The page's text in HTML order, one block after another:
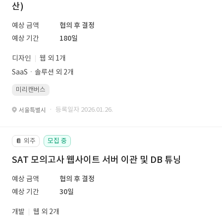
산)
예상 금액
협의 후 결정
예상 기간
180일
디자인
웹 외 1개
SaaSㆍ솔루션 외 2개
미리캔버스
서울특별시 · 등록일자 2026.01.26.
📔 외주 모집 중
SAT 모의고사 웹사이트 서버 이관 및 DB 튜닝
예상 금액
협의 후 결정
예상 기간
30일
개발
웹 외 2개